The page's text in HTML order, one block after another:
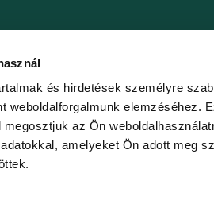
és hirdetések személyre
weboldalforgalmunk elemzéséhez.
az Ön
amelyeket Ön adott meg